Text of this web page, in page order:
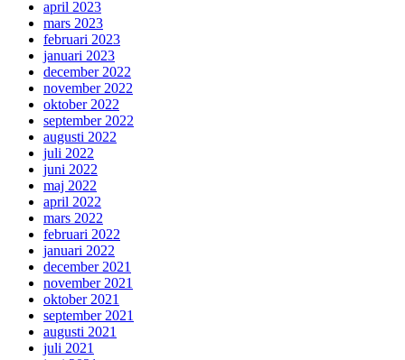
april 2023
mars 2023
februari 2023
januari 2023
december 2022
november 2022
oktober 2022
september 2022
augusti 2022
juli 2022
juni 2022
maj 2022
april 2022
mars 2022
februari 2022
januari 2022
december 2021
november 2021
oktober 2021
september 2021
augusti 2021
juli 2021